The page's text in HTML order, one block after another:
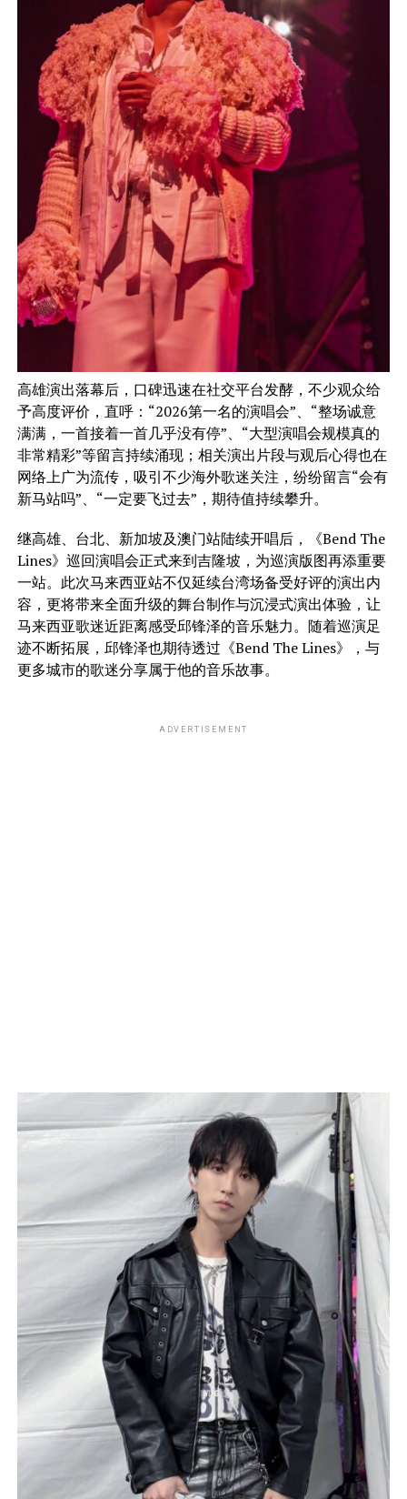
高雄演出落幕后，口碑迅速在社交平台发酵，不少观众给
予高度评价，直呼：“2026第一名的演唱会”、“整场诚意
满满，一首接着一首几乎没有停”、“大型演唱会规模真的
非常精彩”等留言持续涌现；相关演出片段与观后心得也在
网络上广为流传，吸引不少海外歌迷关注，纷纷留言“会有
新马站吗”、“一定要飞过去”，期待值持续攀升。
继高雄、台北、新加坡及澳门站陆续开唱后，《Bend The
Lines》巡回演唱会正式来到吉隆坡，为巡演版图再添重要
一站。此次马来西亚站不仅延续台湾场备受好评的演出内
容，更将带来全面升级的舞台制作与沉浸式演出体验，让
马来西亚歌迷近距离感受邱锋泽的音乐魅力。随着巡演足
迹不断拓展，邱锋泽也期待透过《Bend The Lines》，与
更多城市的歌迷分享属于他的音乐故事。
ADVERTISEMENT